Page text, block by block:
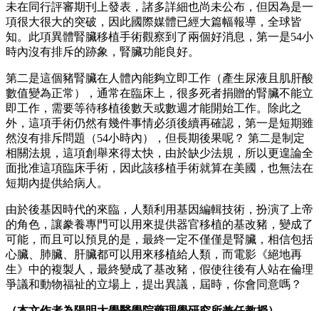
未在同行評審期刊上發表，諸多詳細也尚未公布，但因為是一
項很大很大的突破，因此國際媒體已經大篇幅報導，全球皆
知。此項異體腎臟移植手術觀察到了兩個好消息，第一是54小
時內沒有排斥的跡象，腎臟功能良好。
第二是這個豬腎臟在人體內能夠立即工作（產生尿液且肌肝酸
數值變為正常），通常在臨床上，很多死者捐贈的腎臟不能立
即工作，需要等待移植後數天或數週才能開始工作。除此之
外，這項手術仍然有幾件事情必須後續再確認，第一是短期雖
然沒有排斥問題
（54小時內），但長期後果呢？ 第二是制定
相關法規，這項創舉來得太快，由於缺少法規，所以更遑論全
面批准這項臨床手術，因此該移植手術就算在美國，也無法在
短期內提供給病人。
由於後基因時代的來臨，人類利用基因編輯技術，扮演了上帝
的角色，讓豢養專門可以用來提供器官移植的基改豬，變成了
可能，而且可以預見的是，最終一定不僅僅是腎臟，相信包括
心臟、肺臟、肝臟都可以用來移植給人類，而電影《絕地再
生》中的複製人，最終變成了基改豬，假使往後有人站在倫理
爭議和動物福祉的立場上，提出異議，屆時，你會同意嗎？